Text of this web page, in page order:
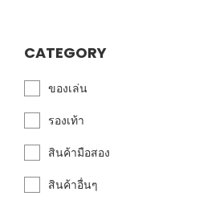
CATEGORY
ของเล่น
รองเท้า
สินค้ามือสอง
สินค้าอื่นๆ